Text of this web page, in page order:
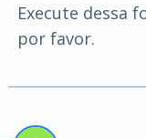
Execute dessa
por favor.